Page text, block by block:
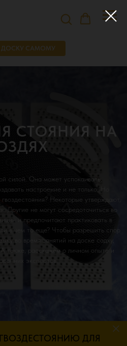
ДОСКУ САМОМУ
СТОЯНИЯ НА
силой. Она может успокаивать,
настроение и не только. Но
Некоторые утверждают,
Другие не могут сосредоточиться во
и предпочитают практиковать в
в чем то еще? Чтобы разрешить спор
во время занятий на доске садху,
также, расскажем о личном опыте и
экспертов.
ДЛЯ